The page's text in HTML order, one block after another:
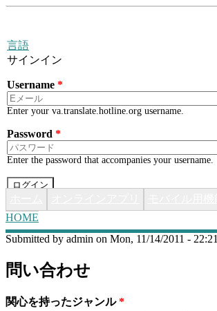
言語
サインイン
Username *
Enter your va.translate.hotline.org username.
Password *
Enter the password that accompanies your username.
YOU ARE HERE
HOME
Submitted by admin on Mon, 11/14/2011 - 22:21
問い合わせ
関心を持ったジャンル*